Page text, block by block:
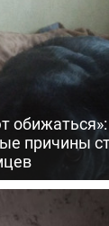
причины